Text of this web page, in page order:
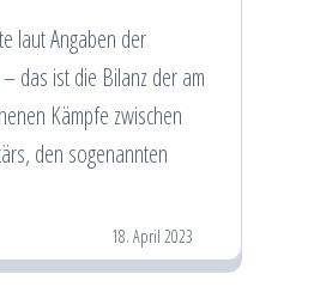
laut Angaben der
das ist die Bilanz der am
Kämpfe zwischen
den sogenannten
18. April 2023